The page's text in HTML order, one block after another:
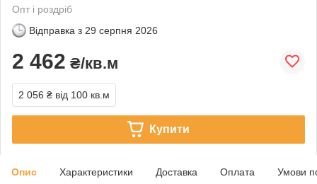
Опт і роздріб
Відправка з 29 серпня 2026
2 462 ₴/кв.м
2 056 ₴ від 100 кв.м
Купити
Опис Характеристики Доставка Оплата Умови